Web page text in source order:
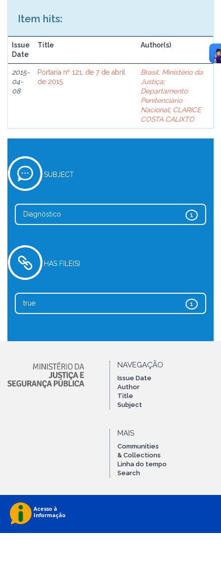
Item hits:
Issue
Date
Title Author(s)
2015-
04-
08
Portaria nº 121, de 7 de abril
de 2015
Brasil. Ministério da
Justiça;
Departamento
Penitenciário
Nacional; CLARICE
COSTA CALIXTO
SUBJECT
1
Diagnóstico
HAS FILE(S)
1
true
NAVEGAÇÃO
Issue Date
Author
Title
Subject
MAIS
Communities
& Collections
Linha do tempo
Search